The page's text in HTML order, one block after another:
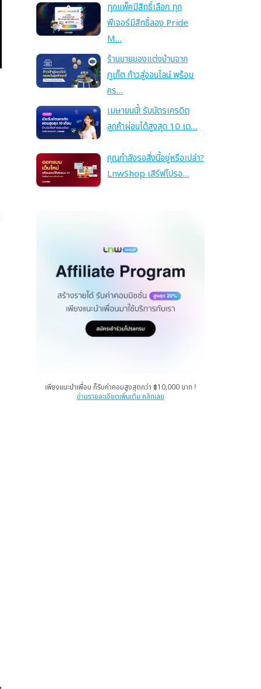
ทุกแพ็คมีสิทธิ์เลือก ทุก
ฟีเจอร์มีสิทธิ์ลอง Pride
M…
ร้านขายของแต่งบ้านจาก
ภูเก็ต ก้าวสู่ออนไลน์ พร้อม
คร…
เมษายนนี้! รับบัตรเครดิต
ลูกค้าผ่อนได้สูงสุด 10 เด…
คุณกำลังรอสิ่งนี้อยู่หรือเปล่า?
LnwShop เสิร์ฟโปรอ…
เพียงแนะนำเพื่อน ก็รับค่าคอมสูงสุดกว่า ฿10,000 บาท !
อ่านรายละเอียดเพิ่มเติม คลิกเลย